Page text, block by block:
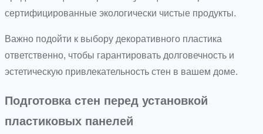
сертифицированные экологически чистые продукты.
Важно подойти к выбору декоративного пластика
ответственно, чтобы гарантировать долговечность и
эстетическую привлекательность стен в вашем доме.
Подготовка стен перед установкой
пластиковых панелей